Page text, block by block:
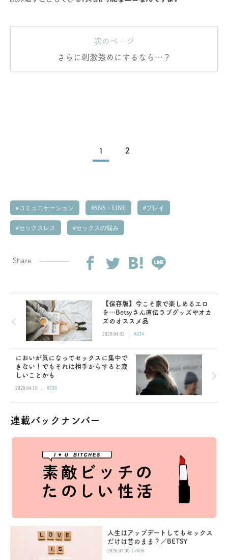
次のページ
さらに刺激強めにするなら…？
1 2
コミュニケーション SNS・LINE プレイ
セックスレス セックスの悩み
Share
【保存版】今こそ家で楽しめるエロ
を…Betsyさん直伝ラブグッズやオカ
ズのオススメ品
2020.04.02 | #334
においが気になってセックスに集中で
きない！でもそれは相手からすると寂
しいことかも
2020.04.16 | #336
連載バックナンバー
人生はアップデートしてもセックス
だけは昔のまま？／BETSY
2026.07.30 |#606